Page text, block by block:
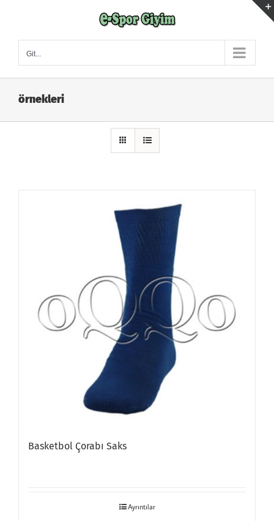
Git...
örnekleri
Basketbol Çorabı Saks
Ayrıntılar